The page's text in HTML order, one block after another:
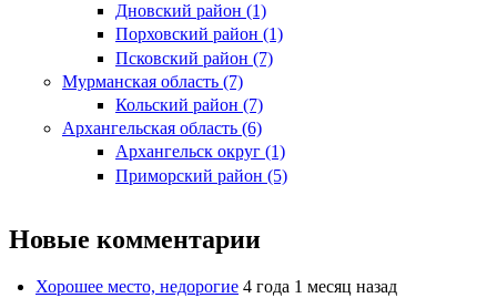
Дновский район (1)
Порховский район (1)
Псковский район (7)
Мурманская область (7)
Кольский район (7)
Архангельская область (6)
Архангельск округ (1)
Приморский район (5)
Новые комментарии
Хорошее место, недорогие 4 года 1 месяц назад